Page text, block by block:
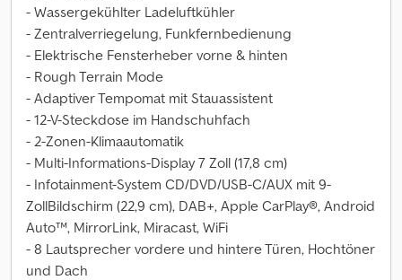
- Wassergekühlter Ladeluftkühler
- Zentralverriegelung, Funkfernbedienung
- Elektrische Fensterheber vorne & hinten
- Rough Terrain Mode
- Adaptiver Tempomat mit Stauassistent
- 12-V-Steckdose im Handschuhfach
- 2-Zonen-Klimaautomatik
- Multi-Informations-Display 7 Zoll (17,8 cm)
- Infotainment-System CD/DVD/USB-C/AUX mit 9-
ZollBildschirm (22,9 cm), DAB+, Apple CarPlay®, Android
Auto™, MirrorLink, Miracast, WiFi
- 8 Lautsprecher vordere und hintere Türen, Hochtöner
und Dach